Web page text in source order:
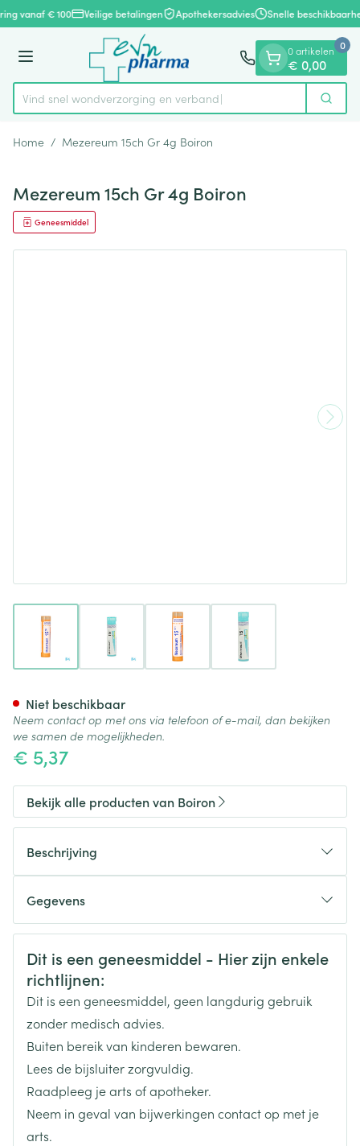
Ga naar de inhoud
1 van 1
vanaf € 100 Veilige betalingen Apothekersadvies Snelle
Menu
Product, merk, categorie...
Vind snel wondverzorging en verband Zoek
0 artikelen
€ 0,00
0
Home / Mezereum 15ch Gr 4g Boiron
Mezereum 15ch Gr 4g Boiron
Geneesmiddel
View larger imageView larger imageView larger imageView larger image
€ 5,37
Niet beschikbaar
Neem contact op met ons via telefoon of e-mail, dan bekijken
we samen de mogelijkheden.
Bekijk alle producten van Boiron
Beschrijving
Gegevens
CNK
3171220
Organisaties
Merken Boiron
Breedte 17 mm
Lengte 65 mm
Veiligheidsinformatie
Dit is een geneesmiddel - Hier zijn enkele
richtlijnen:
Dit is een geneesmiddel, geen langdurig gebruik
zonder medisch advies.
Buiten bereik van kinderen bewaren.
Lees de bijsluiter zorgvuldig.
Raadpleeg je arts of apotheker.
Neem in geval van bijwerkingen contact op met je
arts.